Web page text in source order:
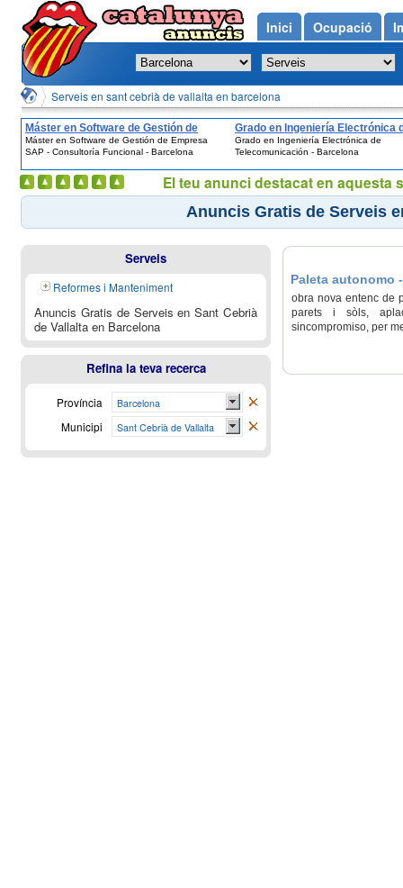
Serveis en sant cebrià de vallalta en barcelona
Máster en Software de Gestión de
Empresa SAP - Consultoría Funcional -
Barcelona
Máster en Software de Gestión de Empresa
SAP - Consultoría Funcional - Barcelona
Grado en Ingeniería Electrónica
Telecomunicación - Barcelona
Grado en Ingeniería Electrónica de
Telecomunicación - Barcelona
Anuncis Gratis de Serveis
Paleta autonomo
obra nova entenc de
parets i sòls,
sincompromiso, per
Serveis
Reformes i Manteniment
Anuncis Gratis de Serveis en Sant Cebrià
de Vallalta en Barcelona
Refina la teva recerca
Província Barcelona
Municipi Sant Cebrià de Vallalta
Inici Ocupació
El teu anunci destacat en aquesta